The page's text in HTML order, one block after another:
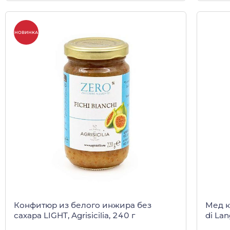
НОВИНКА
Конфитюр из белого инжира без
сахара LIGHT, Agrisicilia, 240 г
Мед
di